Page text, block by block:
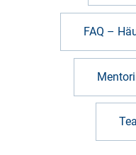
FAQ –